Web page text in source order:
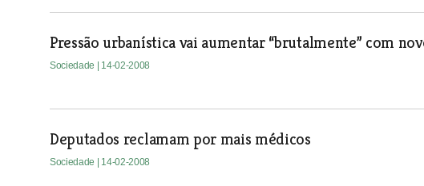
Pressão urbanística vai aumentar “brutalmente” com
Sociedade | 14-02-2008
Deputados reclamam por mais médicos
Sociedade | 14-02-2008